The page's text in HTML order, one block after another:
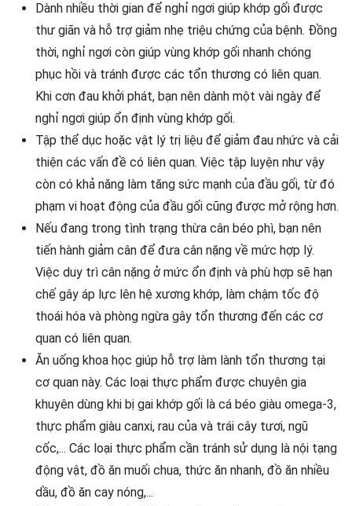
Dành nhiều thời gian để nghỉ ngơi giúp khớp gối được
thư giãn và hỗ trợ giảm nhẹ triệu chứng của bệnh. Đồng
thời, nghỉ ngơi còn giúp vùng khớp gối nhanh chóng
phục hồi và tránh được các tổn thương có liên quan.
Khi cơn đau khởi phát, bạn nên dành một vài ngày để
nghỉ ngơi giúp ổn định vùng khớp gối.
Tập thể dục hoặc vật lý trị liệu để giảm đau nhức và cải
thiện các vấn đề có liên quan. Việc tập luyện như vậy
còn có khả năng làm tăng sức mạnh của đầu gối, từ đó
phạm vi hoạt động của đầu gối cũng được mở rộng hơn.
Nếu đang trong tình trạng thừa cân béo phì, bạn nên
tiến hành giảm cân để đưa cân nặng về mức hợp lý.
Việc duy trì cân nặng ở mức ổn định và phù hợp sẽ hạn
chế gây áp lực lên hệ xương khớp, làm chậm tốc độ
thoái hóa và phòng ngừa gây tổn thương đến các cơ
quan có liên quan.
Ăn uống khoa học giúp hỗ trợ làm lành tổn thương tại
cơ quan này. Các loại thực phẩm được chuyên gia
khuyên dùng khi bị gai khớp gối là cá béo giàu omega-3,
thực phẩm giàu canxi, rau của và trái cây tươi, ngũ
cốc,... Các loại thực phẩm cần tránh sử dụng là nội tạng
động vật, đồ ăn muối chua, thức ăn nhanh, đồ ăn nhiều
dầu, đồ ăn cay nóng,...